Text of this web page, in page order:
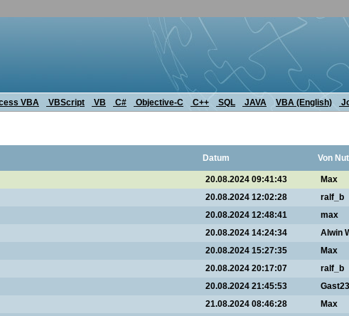
VBA VBScript VB C# Objective-C C++ SQL JAVA VBA (English)
Datum Von
20.08.2024 09:41:43
Max
20.08.2024 12:02:28
ralf_b
20.08.2024 12:48:41
max
20.08.2024 14:24:34
Alwin
20.08.2024 15:27:35
Max
20.08.2024 20:17:07
ralf_b
20.08.2024 21:45:53
21.08.2024 08:46:28
Max